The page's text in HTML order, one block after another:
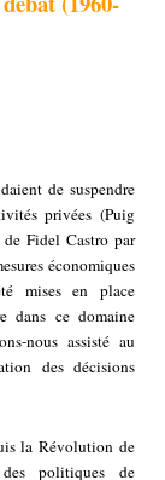
de suspendre
privées (Puig
Fidel Castro par
économiques
mises en place
dans ce domaine
nous assisté au
des décisions
la Révolution de
politiques de